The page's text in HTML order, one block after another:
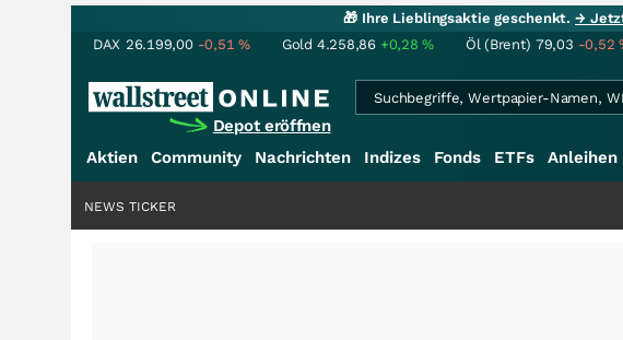
🎁 Ihre Lieblingsaktie geschenkt.→
DAX 26.199,00 -0,51% Gold 4.258,86 +0,28% Öl (Brent) 79,03 -0,52
Depot eröffnen
Aktien Community Nachrichten Indizes Fonds ETFs Anleihen
NEWS TICKER